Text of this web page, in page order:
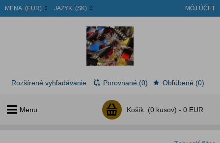
MENA: (EUR) JAZYK: (SK) MÔJ ÚČET
Menu Košík: (0 kusov) - 0 EUR
Rozšírené vyhľadávanie Porovnané (0) Obľúbené (0)